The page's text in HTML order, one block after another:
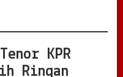
KPR
Ringan